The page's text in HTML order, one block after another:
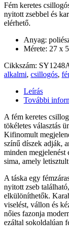
Fém keretes
nyitott zsebbel és
elérhető.
Anyag:
Mérete: 27 x
Cikkszám:
alkalmi, csillogós,
Leírás
További
A fém keretes
tökéletes választás
Kifinomult
színű díszek adják,
minden megjelenést
sima, amely
A táska egy
nyitott zseb
elkülöníthetők.
viselést, vállon és
nőies fazonja
ezáltal sokoldalúan